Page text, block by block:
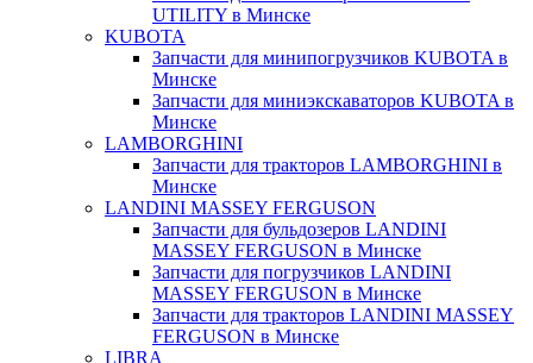
UTILITY в Минске
KUBOTA
Запчасти для минипогрузчиков KUBOTA в
Минске
Запчасти для миниэкскаваторов KUBOTA в
Минске
LAMBORGHINI
Запчасти для тракторов LAMBORGHINI в
Минске
LANDINI MASSEY FERGUSON
Запчасти для бульдозеров LANDINI
MASSEY FERGUSON в Минске
Запчасти для погрузчиков LANDINI
MASSEY FERGUSON в Минске
Запчасти для тракторов LANDINI MASSEY
FERGUSON в Минске
LIBRA